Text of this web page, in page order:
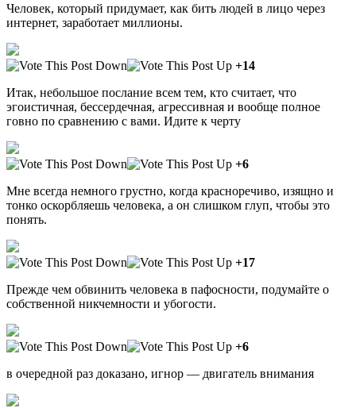
Человек, который придумает, как бить людей в лицо через
интернет, заработает миллионы.
+14
Итак, небольшое послание всем тем, кто считает, что
эгоистичная, бессердечная, агрессивная и вообще полное
говно по сравнению с вами. Идите к черту
+6
Мне всегда немного грустно, когда красноречиво, изящно и
тонко оскорбляешь человека, а он слишком глуп, чтобы это
понять.
+17
Прежде чем обвинить человека в пафосности, подумайте о
собственной никчемности и убогости.
+6
в очередной раз доказано, игнор — двигатель внимания